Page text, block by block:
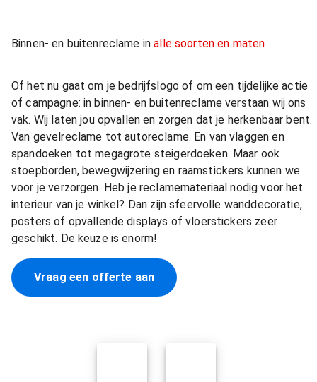
Binnen- en buitenreclame inalle soorten en maten
Of het nu gaat om je bedrijfslogo of om een tijdelijke actie
of campagne: in binnen- en buitenreclame verstaan wij ons
vak. Wij laten jou opvallen en zorgen dat je herkenbaar bent.
Van gevelreclame tot autoreclame. En van vlaggen en
spandoeken tot megagrote steigerdoeken. Maar ook
stoepborden, bewegwijzering en raamstickers kunnen we
voor je verzorgen. Heb je reclamemateriaal nodig voor het
interieur van je winkel? Dan zijn sfeervolle wanddecoratie,
posters of opvallende displays of vloerstickers zeer
geschikt. De keuze is enorm!
Vraag een offerte aan